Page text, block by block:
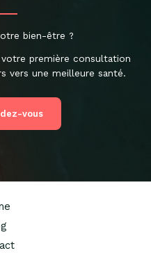
bien-être ?
première consultation
vers une meilleure santé.
vous